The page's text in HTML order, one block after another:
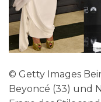
© Getty Images
Beyoncé (33) und